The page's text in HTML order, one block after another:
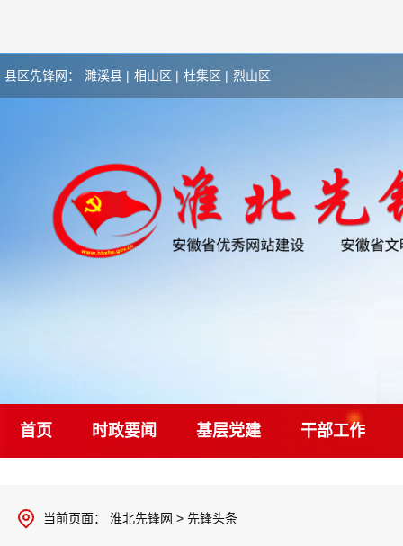
县区先锋网： 濉溪县 | 相山区 | 杜集区 | 烈山区
首页 时政要闻 基层党建 干部工作
当前页面： 淮北先锋网 > 先锋头条